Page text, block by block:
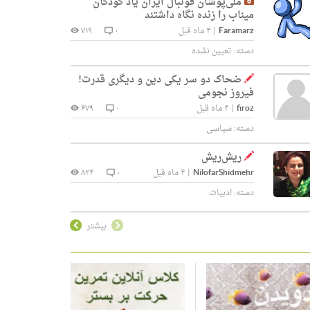
میناب را زنده نگاه داشتند
Faramarz
| ۴ ماه قبل ۰
۷۱۹
دسته: تعیین نشده
ضحاک دو سر یکی دین و دیگری قدرت!
فیروز نجومی
firoz
| ۴ ماه قبل ۰
۶۷۹
دسته:سیاسی
ریش‌ریش
NilofarShidmehr
| ۴ ماه قبل ۰
۸۲۴
دسته:ادبیات
بیشتر